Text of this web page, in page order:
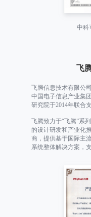
中科
飞
飞腾信息技术有限公
中国电子信息产业集
研究院于2014年联合
飞腾致力于“飞腾”系
的设计研发和产业化
商，提供基于国际主
系统整体解决方案，